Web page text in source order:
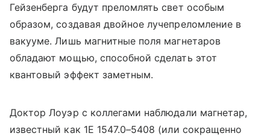
Гейзенберга будут преломлять свет особым
образом, создавая двойное лучепреломление в
вакууме. Лишь магнитные поля магнетаров
обладают мощью, способной сделать этот
квантовый эффект заметным.
Доктор Лоуэр с коллегами наблюдали магнетар,
известный как 1E 1547.0–5408 (или сокращенно